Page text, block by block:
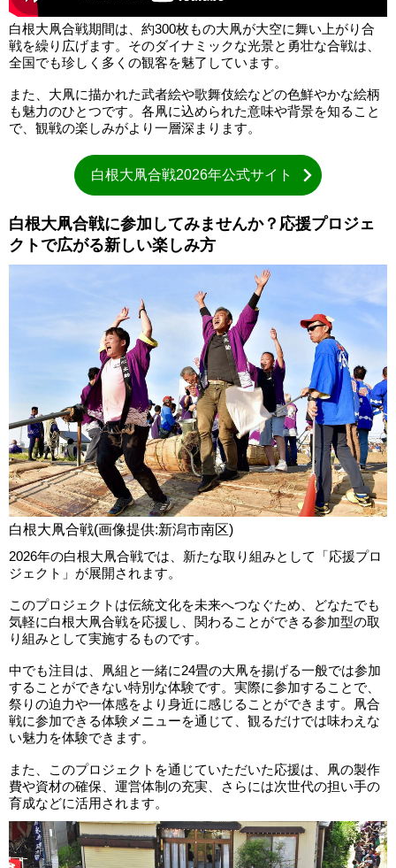
白根大凧合戦期間は、約300枚もの大凧が大空に舞い上がり合
戦を繰り広げます。そのダイナミックな光景と勇壮な合戦は、
全国でも珍しく多くの観客を魅了しています。
また、大凧に描かれた武者絵や歌舞伎絵などの色鮮やかな絵柄
も魅力のひとつです。各凧に込められた意味や背景を知ること
で、観戦の楽しみがより一層深まります。
白根大凧合戦2026年公式サイト
白根大凧合戦に参加してみませんか？応援プロジェ
クトで広がる新しい楽しみ方
白根大凧合戦(画像提供:新潟市南区)
2026年の白根大凧合戦では、新たな取り組みとして「応援プロ
ジェクト」が展開されます。
このプロジェクトは伝統文化を未来へつなぐため、どなたでも
気軽に白根大凧合戦を応援し、関わることができる参加型の取
り組みとして実施するものです。
中でも注目は、凧組と一緒に24畳の大凧を揚げる一般では参加
することができない特別な体験です。実際に参加することで、
祭りの迫力や一体感をより身近に感じることができます。凧合
戦に参加できる体験メニューを通じて、観るだけでは味わえな
い魅力を体験できます。
また、このプロジェクトを通じていただいた応援は、凧の製作
費や資材の確保、運営体制の充実、さらには次世代の担い手の
育成などに活用されます。